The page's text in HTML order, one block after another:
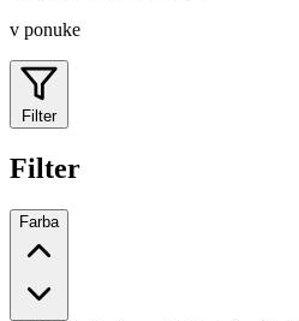
v ponuke
Filter
Filter
Farba